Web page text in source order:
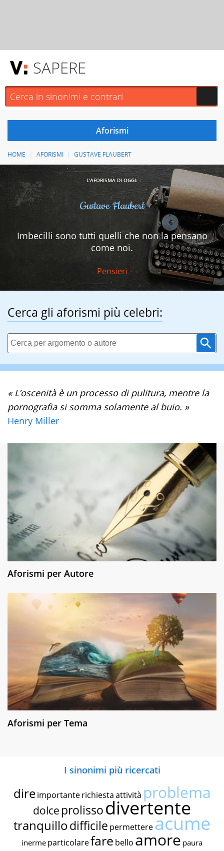
SAPERE
HOME AFORISMI GUSTAVE FLAUBERT
L'AFORISMA DI OGGI:
Gustave Flaubert
Imbecilli sono tutti quelli che non la pensano
come noi.
Pensieri
Cerca gli aforismi più celebri:
« L’oscenità è un processo di pulitura, mentre la
pornografia si somma solamente al buio. »
Henry Miller
Aforismi per Autore
Aforismi per Tema
I sinonimi più ricercati
dire importante richiestaattività problema
dolce prolissodivertente
tranquillodifficile permettereacume
inerme particolarefare bello amore paura